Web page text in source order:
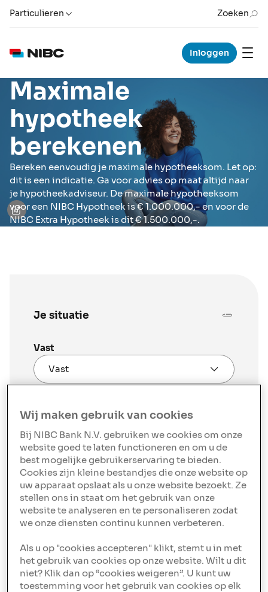
Particulieren Zoeken
Inloggen
Maximale
hypotheek
berekenen
Bereken eenvoudig je maximale hypotheeksom. Let op:
dit is een indicatie. Ga voor advies op maat altijd naar
je hypotheekadviseur. De maximale hypotheeksom
voor een NIBC Hypotheek is € 1.000.000,- en voor de
NIBC Extra Hypotheek is dit € 1.500.000,-.
Je situatie
Vast
Bruto jaarinkomen*
€
Ik koop het huis met mijn partner
* Verplicht in te voeren
Het maximale hypotheekbedrag kan
energielabel. Selecteer het energielabel
onder 'Heb je al een nieuwe woning op het
oog?'.
Wij maken gebruik van cookies
Bij NIBC Bank N.V. gebruiken we cookies om onze
website goed te laten functioneren en om u de
best mogelijke gebruikerservaring te bieden.
Cookies zijn kleine bestandjes die onze website op
uw apparaat opslaat als u onze website bezoekt. Ze
stellen ons in staat om het gebruik van onze
website te analyseren en te personaliseren zodat
we onze diensten continu kunnen verbeteren.
Als u op "cookies accepteren" klikt, stemt u in met
het gebruik van cookies op onze website. Wilt u dit
niet? Klik dan op “cookies weigeren”. U kunt uw
toestemming voor het gebruik van cookies op elk